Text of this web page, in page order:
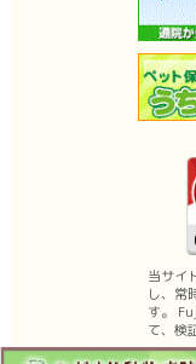
当サイ
し、常
す。
て、検